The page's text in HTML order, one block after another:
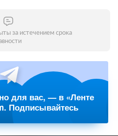
за истечением срока
для вас, — в «Ленте
Подписывайтесь